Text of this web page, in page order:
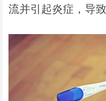
流并引起炎症，导